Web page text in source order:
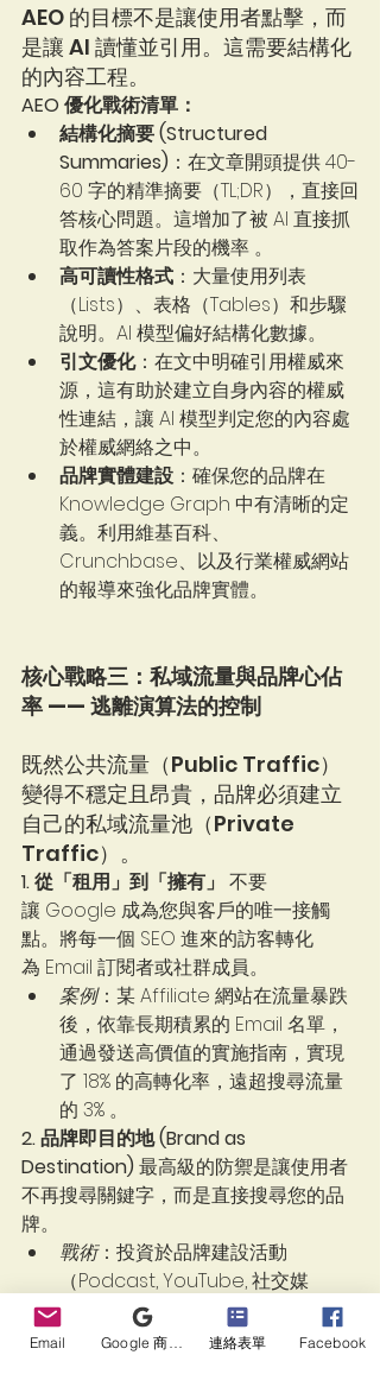
AEO 的目標不是讓使用者點擊，而
是讓 AI 讀懂並引用。這需要結構化
的內容工程。
AEO 優化戰術清單：
結構化摘要 (Structured
Summaries) ：在文章開頭提供 40-
60 字的精準摘要（TL;DR），直接回
答核心問題。這增加了被 AI 直接抓
取作為答案片段的機率 。
高可讀性格式 ：大量使用列表
（Lists）、表格（Tables）和步驟
說明。AI 模型偏好結構化數據。
引文優化：在文中明確引用權威來
源，這有助於建立自身內容的權威
性連結，讓 AI 模型判定您的內容處
於權威網絡之中。
品牌實體建設 ：確保您的品牌在
Knowledge Graph 中有清晰的定
義。利用維基百科、
Crunchbase、以及行業權威網站
的報導來強化品牌實體。
核心戰略三：私域流量與品牌心佔
率 —— 逃離演算法的控制
既然公共流量（Public Traffic）
變得不穩定且昂貴，品牌必須建立
自己的私域流量池（Private
Traffic）。
1. 從「租用」到「擁有」 不要
讓 Google 成為您與客戶的唯一接觸
點。將每一個 SEO 進來的訪客轉化
為 Email 訂閱者或社群成員。
案例：某 Affiliate 網站在流量暴跌
後，依靠長期積累的 Email 名單，
通過發送高價值的實施指南，實現
了 18% 的高轉化率，遠超搜尋流量
的 3% 。
2. 品牌即目的地 (Brand as
Destination) 最高級的防禦是讓使用者
不再搜尋關鍵字，而是直接搜尋您的品
牌。
戰術：投資於品牌建設活動
（Podcast, YouTube, 社交媒
體），提升「品牌導航搜尋量」。
當使用者搜尋 "HubSpot CRM" 而
Email 連絡表單 Facebook